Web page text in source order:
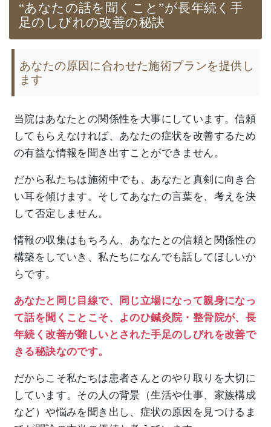
“あなたの話を聞くこと”が長年続く手
足のしびれの改善の秘訣
あなたの原因に合わせた施術プランを提供し
ます
当院はあなたとの関係性を大事にしています。信頼
してもらえなければ、あなたの症状を改善するため
の有益な情報を聞き出すことができません。
だから私たちは施術中でも、あなたと真剣に向き合
い耳を傾けます。そしてあなたの言葉を、考えを決
して否定しません。
情報の収集はもちろん、あなたとの信頼と関係性の
構築をしていき、私たちになんでも話してほしいか
らです。
あなたと同じ目線で、同じ立場になって親身になっ
て話を聞くことこそ、よのひ鍼灸院・整骨院が、長
年続く改善が難しいとされた手足のしびれを改善で
きる秘訣なのです。
だからこそ私たちは患者さんとのやり取りを大切に
しています。その人の背景（生活や仕事、家族構成
など）や悩みを聞き出し、症状の原因を見つけるま